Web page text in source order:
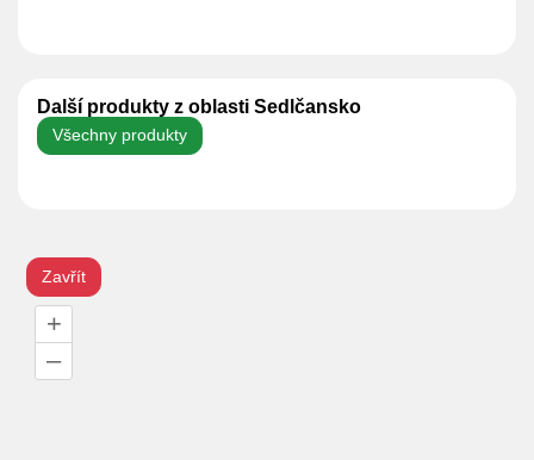
Další produkty z oblasti Sedlčansko
Všechny produkty
Zavřít
+
–